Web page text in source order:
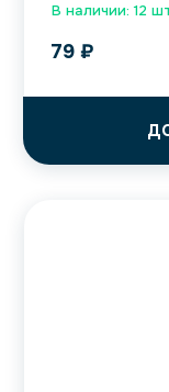
В наличии: 12
79 ₽